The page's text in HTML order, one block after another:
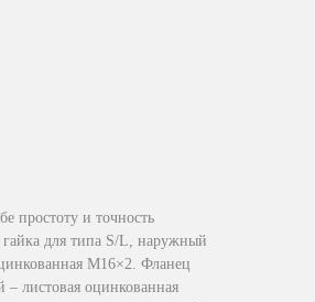
простоту и точность
для типа S/L, наружный
М16×2. Фланец
листовая оцинкованная